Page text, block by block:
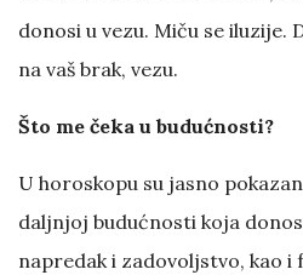
donosi u vezu. Miču se iluzije.
na vaš brak, vezu.
Što me čeka u budućnosti?
U horoskopu su jasno
daljnjoj budućnosti koja
napredak i zadovoljstvo, kao i